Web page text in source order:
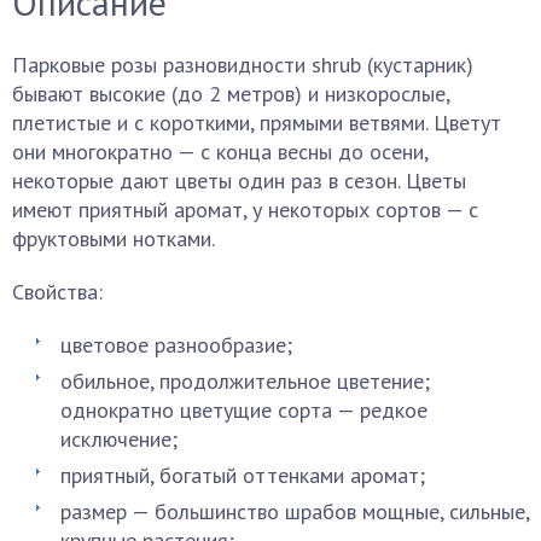
Парковые розы разновидности shrub (кустарник)
бывают высокие (до 2 метров) и низкорослые,
плетистые и с короткими, прямыми ветвями. Цветут
они многократно — с конца весны до осени,
некоторые дают цветы один раз в сезон. Цветы
имеют приятный аромат, у некоторых сортов — с
фруктовыми нотками.
Свойства:
цветовое разнообразие;
обильное, продолжительное цветение;
однократно цветущие сорта — редкое
исключение;
приятный, богатый оттенками аромат;
размер — большинство шрабов мощные, сильные,